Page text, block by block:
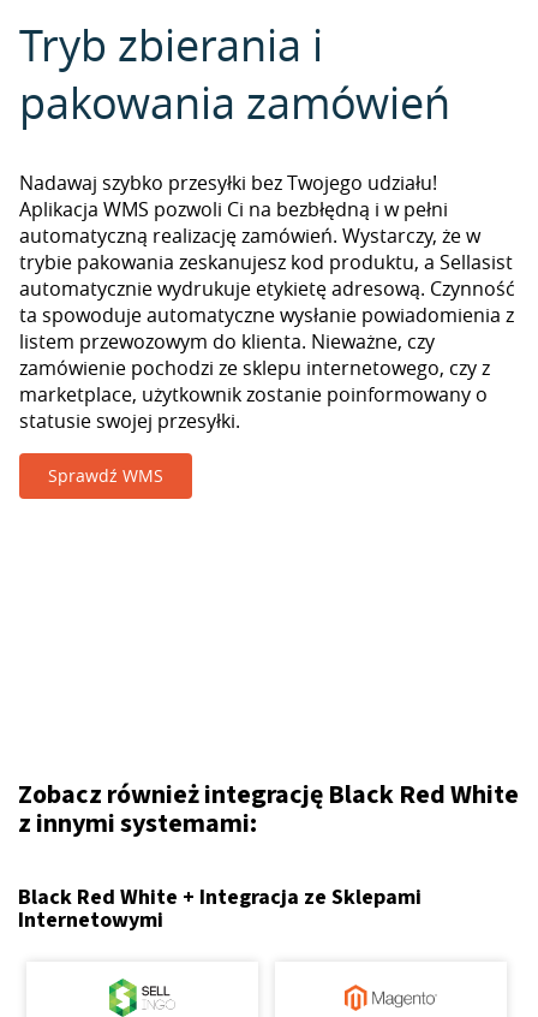
Tryb zbierania i
pakowania zamówień
Nadawaj szybko przesyłki bez Twojego udziału!
Aplikacja WMS pozwoli Ci na bezbłędną i w pełni
automatyczną realizację zamówień. Wystarczy, że w
trybie pakowania zeskanujesz kod produktu, a Sellasist
automatycznie wydrukuje etykietę adresową. Czynność
ta spowoduje automatyczne wysłanie powiadomienia z
listem przewozowym do klienta. Nieważne, czy
zamówienie pochodzi ze sklepu internetowego, czy z
marketplace, użytkownik zostanie poinformowany o
statusie swojej przesyłki.
Sprawdź WMS
Zobacz również integrację Black Red White
z innymi systemami:
Black Red White + Integracja ze Sklepami
Internetowymi